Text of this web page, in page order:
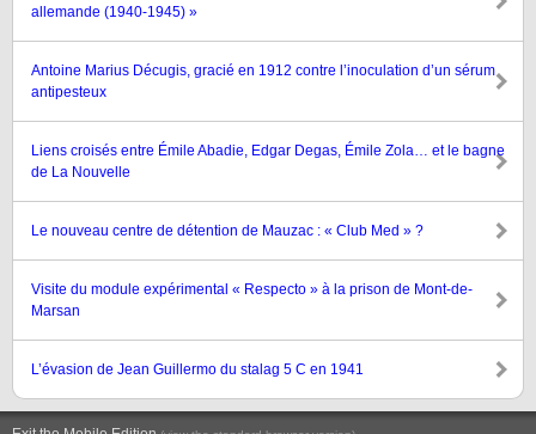
allemande (1940-1945) »
Antoine Marius Décugis, gracié en 1912 contre l’inoculation d’un sérum
antipesteux
Liens croisés entre Émile Abadie, Edgar Degas, Émile Zola… et le bagne
de La Nouvelle
Le nouveau centre de détention de Mauzac : « Club Med » ?
Visite du module expérimental « Respecto » à la prison de Mont-de-
Marsan
L’évasion de Jean Guillermo du stalag 5 C en 1941